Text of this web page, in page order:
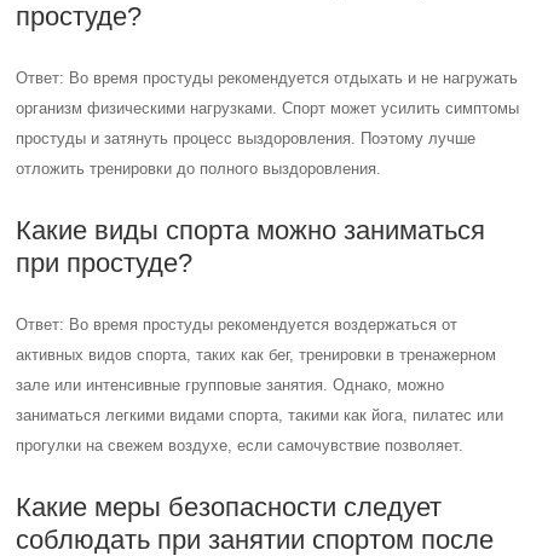
простуде?
Ответ: Во время простуды рекомендуется отдыхать и не нагружать
организм физическими нагрузками. Спорт может усилить симптомы
простуды и затянуть процесс выздоровления. Поэтому лучше
отложить тренировки до полного выздоровления.
Какие виды спорта можно заниматься
при простуде?
Ответ: Во время простуды рекомендуется воздержаться от
активных видов спорта, таких как бег, тренировки в тренажерном
зале или интенсивные групповые занятия. Однако, можно
заниматься легкими видами спорта, такими как йога, пилатес или
прогулки на свежем воздухе, если самочувствие позволяет.
Какие меры безопасности следует
соблюдать при занятии спортом после